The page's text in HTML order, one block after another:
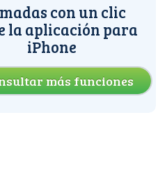
con un clic
la aplicación para
iPhone
más funciones